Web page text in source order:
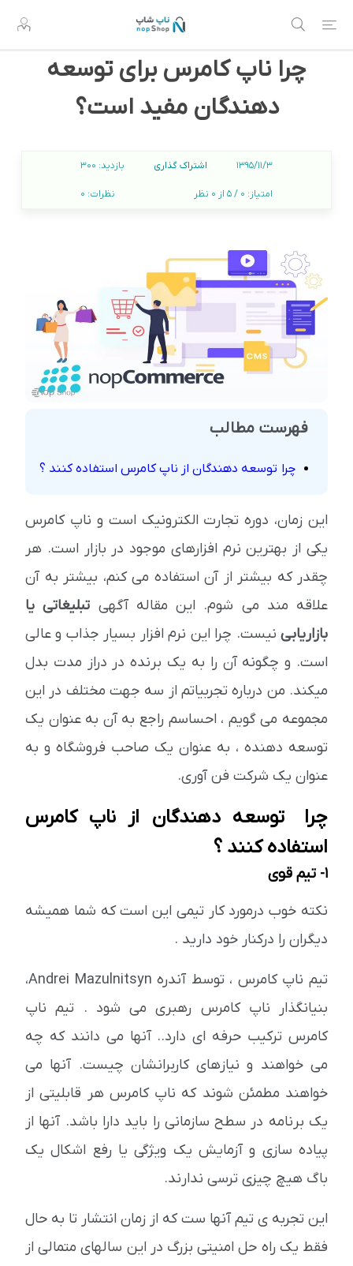
چرا ناپ کامرس برای توسعه
دهندگان مفید است؟
1395/11/3 اشتراک گذاری بازدید: 300
امتیاز: 0 / 5 از 0 نظر نظرات: 0
فهرست مطالب
چرا توسعه دهندگان از ناپ کامرس استفاده کنند ؟
این زمان، دوره تجارت الکترونیک است و ناپ کامرس
یکی از بهترین نرم افزارهای موجود در بازار است. هر
چقدر که بیشتر از آن استفاده می کنم، بیشتر به آن
علاقه مند می شوم. این مقاله آگهی تبلیغاتی یا
بازاریابی نیست. چرا این نرم افزار بسیار جذاب و عالی
است. و چگونه آن را به یک برنده در دراز مدت بدل
میکند. من درباره تجربیاتم از سه جهت مختلف در این
مجموعه می گویم ، احساسم راجع به آن به عنوان یک
توسعه دهنده ، به عنوان یک صاحب فروشگاه و به
عنوان یک شرکت فن آوری.
چرا توسعه دهندگان از ناپ کامرس
استفاده کنند ؟
1- تیم قوی
نکته خوب درمورد کار تیمی این است که شما همیشه
دیگران را درکنار خود دارید .
تیم ناپ کامرس ، توسط آندره Andrei Mazulnitsyn،
بنیانگذار ناپ کامرس رهبری می شود . تیم ناپ
کامرس ترکیب حرفه ای دارد.. آنها می دانند که چه
می خواهند و نیازهای کاربرانشان چیست. آنها می
خواهند مطمئن شوند که ناپ کامرس هر قابلیتی از
یک برنامه در سطح سازمانی را باید دارا باشد. آنها از
پیاده سازی و آزمایش یک ویژگی یا رفع اشکال یک
باگ هیچ چیزی ترسی ندارند.
این تجربه ی تیم آنها ست که از زمان انتشار تا به حال
فقط یک راه حل امنیتی بزرگ در این سالهای متمالی از